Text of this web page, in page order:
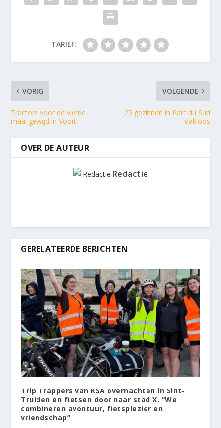
TARIEF:
VORIG
Tractors voor de vierde
maal gewijd in Voort
VOLGENDE
25 gezinnen in Parc du Sud
dakloos
OVER DE AUTEUR
Redactie
GERELATEERDE BERICHTEN
Trip Trappers van KSA overnachten in Sint-
Truiden en fietsen door naar stad X. “We
combineren avontuur, fietsplezier en
vriendschap”